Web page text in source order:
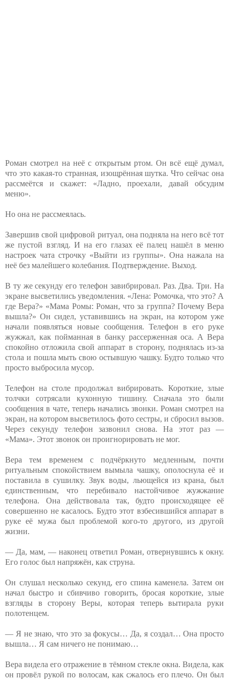
Роман смотрел на неё с открытым ртом. Он всё ещё думал,
что это какая-то странная, изощрённая шутка. Что сейчас она
рассмеётся и скажет: «Ладно, проехали, давай обсудим
меню».
Но она не рассмеялась.
Завершив свой цифровой ритуал, она подняла на него всё тот
же пустой взгляд. И на его глазах её палец нашёл в меню
настроек чата строчку «Выйти из группы». Она нажала на
неё без малейшего колебания. Подтверждение. Выход.
В ту же секунду его телефон завибрировал. Раз. Два. Три. На
экране высветились уведомления. «Лена: Ромочка, что это? А
где Вера?» «Мама Ромы: Роман, что за группа? Почему Вера
вышла?» Он сидел, уставившись на экран, на котором уже
начали появляться новые сообщения. Телефон в его руке
жужжал, как пойманная в банку рассерженная оса. А Вера
спокойно отложила свой аппарат в сторону, поднялась из-за
стола и пошла мыть свою остывшую чашку. Будто только что
просто выбросила мусор.
Телефон на столе продолжал вибрировать. Короткие, злые
толчки сотрясали кухонную тишину. Сначала это были
сообщения в чате, теперь начались звонки. Роман смотрел на
экран, на котором высветилось фото сестры, и сбросил вызов.
Через секунду телефон зазвонил снова. На этот раз —
«Мама». Этот звонок он проигнорировать не мог.
Вера тем временем с подчёркнуто медленным, почти
ритуальным спокойствием вымыла чашку, ополоснула её и
поставила в сушилку. Звук воды, льющейся из крана, был
единственным, что перебивало настойчивое жужжание
телефона. Она действовала так, будто происходящее её
совершенно не касалось. Будто этот взбесившийся аппарат в
руке её мужа был проблемой кого-то другого, из другой
жизни.
— Да, мам, — наконец ответил Роман, отвернувшись к окну.
Его голос был напряжён, как струна.
Он слушал несколько секунд, его спина каменела. Затем он
начал быстро и сбивчиво говорить, бросая короткие, злые
взгляды в сторону Веры, которая теперь вытирала руки
полотенцем.
— Я не знаю, что это за фокусы… Да, я создал… Она просто
вышла… Я сам ничего не понимаю…
Вера видела его отражение в тёмном стекле окна. Видела, как
он провёл рукой по волосам, как сжалось его плечо. Он был